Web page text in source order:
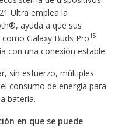
Ultra emplea la
ayuda a que sus
Galaxy Buds Pro15
con una conexión estable.
sin esfuerzo, múltiples
consumo de energía para
batería.
en que se puede